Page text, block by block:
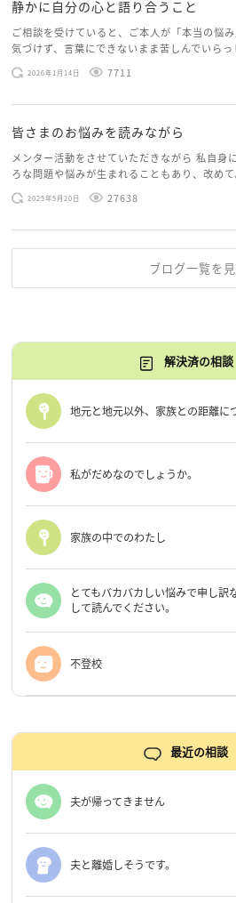
静かに自分の心と語り合うこと
ご相談を受けていると、ご本人が「本当の悩
気づけず、言葉にできないまま苦しんでいら
ースがありますお悩みというのは、心の深いと
層心理）に触れることで、まったく違う角度か
2026年1月14日 7711
皆さまのお悩みを読みながら
メンター活動をさせていただきながら 私自身
ろな問題や悩みが生まれることもあり、改め
のお悩みを読みながら 「みんな、もがいてる
だけじゃないんだな」と、逆に励まされるよう
2025年5月20日 27638
ブログ一覧を
解決済の相談
地元と地元以外、家族との距離に
私がだめなのでしょうか。
家族の中でのわたし
とてもバカバカしい悩みで申し訳
して読んでください。
不登校
最近の相談
夫が帰ってきません
夫と離婚しそうです。